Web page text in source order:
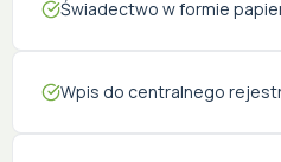
Świadectwo w formie
Wpis do centralnego